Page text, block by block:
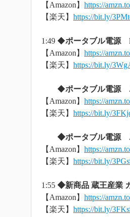
【Amazon】 https://
【楽天】 https://bit.ly/
1:49 ◆ポータブル電源
【Amazon】 https://
【楽天】 https://bit.ly/
◆ポータブル電源
【Amazon】 https://
【楽天】 https://bit.ly/
◆ポータブル電源
【Amazon】 https://
【楽天】 https://bit.ly/
1:55 ◆新商品 蔵王産業
【Amazon】 https://
【楽天】 https://bit.ly/